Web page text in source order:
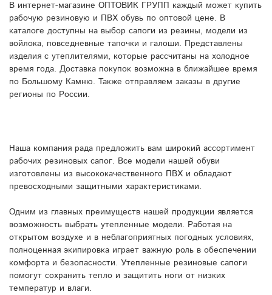
В интернет-магазине ОПТОВИК ГРУПП каждый может купить
рабочую резиновую и ПВХ обувь по оптовой цене. В
каталоге доступны на выбор сапоги из резины, модели из
войлока, повседневные тапочки и галоши. Представлены
изделия с утеплителями, которые рассчитаны на холодное
время года. Доставка покупок возможна в ближайшее время
по Большому Камню. Также отправляем заказы в другие
регионы по России.
Наша компания рада предложить вам широкий ассортимент
рабочих резиновых сапог. Все модели нашей обуви
изготовлены из высококачественного ПВХ и обладают
превосходными защитными характеристиками.
Одним из главных преимуществ нашей продукции является
возможность выбрать утепленные модели. Работая на
открытом воздухе и в неблагоприятных погодных условиях,
полноценная экипировка играет важную роль в обеспечении
комфорта и безопасности. Утепленные резиновые сапоги
помогут сохранить тепло и защитить ноги от низких
температур и влаги.